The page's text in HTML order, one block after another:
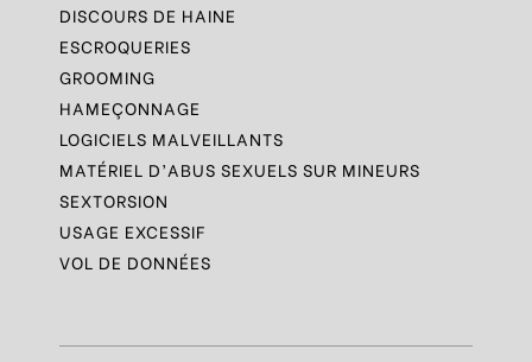
DISCOURS DE HAINE
ESCROQUERIES
GROOMING
HAMEÇONNAGE
LOGICIELS MALVEILLANTS
MATÉRIEL D’ABUS SEXUELS SUR MINEURS
SEXTORSION
USAGE EXCESSIF
VOL DE DONNÉES